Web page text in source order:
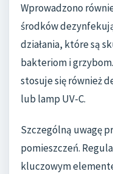
Wprowadzono
środków
działania, które są
bakteriom i
stosuje się również
lub lamp UV-C.
Szczególną uwagę
pomieszczeń.
kluczowym